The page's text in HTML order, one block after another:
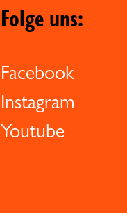
Folge uns:
Facebook
Instagram
Youtube